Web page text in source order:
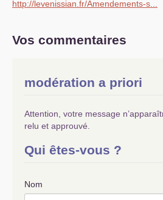
http://levenissian.fr/Amendements-s...
Vos commentaires
modération a priori
Attention, votre message
relu et approuvé.
Qui êtes-vous ?
Nom